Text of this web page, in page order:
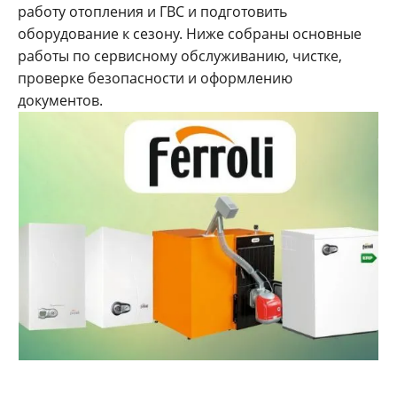
работу отопления и ГВС и подготовить
оборудование к сезону. Ниже собраны основные
работы по сервисному обслуживанию, чистке,
проверке безопасности и оформлению
документов.